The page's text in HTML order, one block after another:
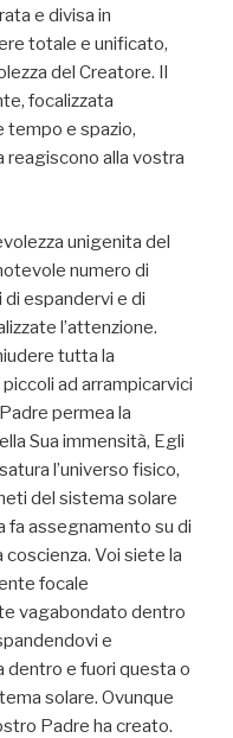
e divisa in
totale e unificato,
del Creatore. Il
focalizzata
tempo e spazio,
reagiscono alla vostra
unigenita del
numero di
espandervi e di
l’attenzione.
tutta la
ad arrampicarvici
permea la
Sua immensità, Egli
l’universo fisico,
del sistema solare
fa assegnamento su di
coscienza. Voi siete la
focale
vagabondato dentro
e
dentro e fuori questa o
solare. Ovunque
Padre ha creato.